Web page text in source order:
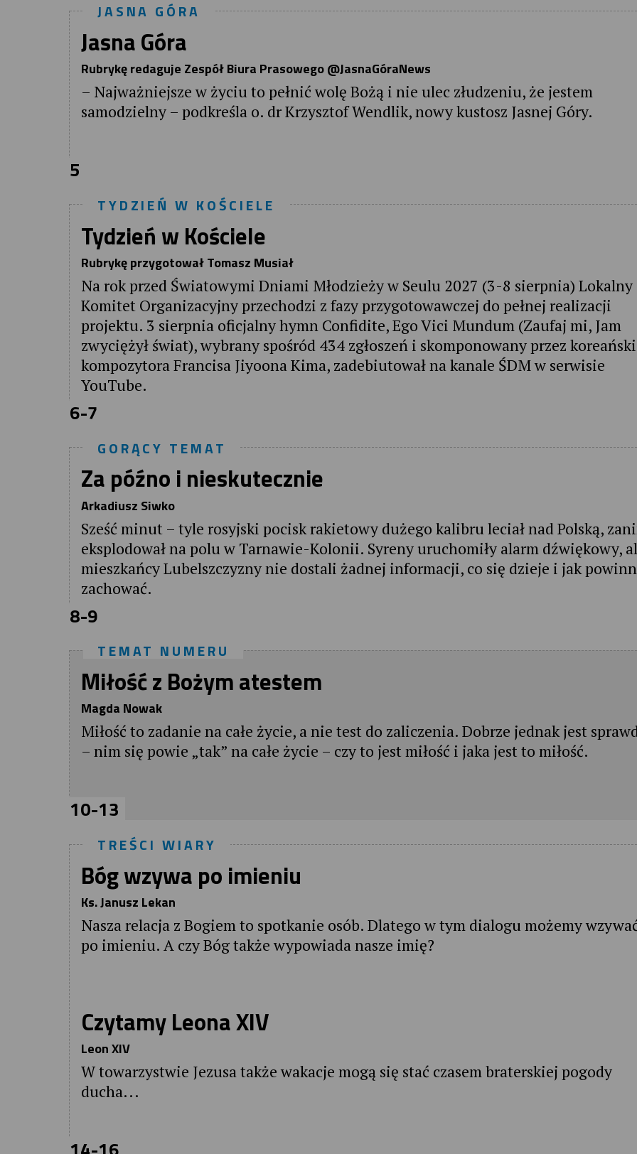
JASNA GÓRA
Jasna Góra
Rubrykę redaguje Zespół Biura Prasowego @JasnaGóraNews
– Najważniejsze w życiu to pełnić wolę Bożą i nie ulec złudzeniu, że jestem
samodzielny – podkreśla o. dr Krzysztof Wendlik, nowy kustosz Jasnej Góry.
5
TYDZIEŃ W KOŚCIELE
Tydzień w Kościele
Rubrykę przygotował Tomasz Musiał
Na rok przed Światowymi Dniami Młodzieży w Seulu 2027 (3-8 sierpnia) Lokalny
Komitet Organizacyjny przechodzi z fazy przygotowawczej do pełnej realizacji
projektu. 3 sierpnia oficjalny hymn Confidite, Ego Vici Mundum (Zaufaj mi, Jam
zwyciężył świat), wybrany spośród 434 zgłoszeń i skomponowany przez
kompozytora Francisa Jiyoona Kima, zadebiutował na kanale ŚDM w serwisie
YouTube.
6-7
GORĄCY TEMAT
Za późno i nieskutecznie
Arkadiusz Siwko
Sześć minut – tyle rosyjski pocisk rakietowy dużego kalibru leciał nad Polską,
eksplodował na polu w Tarnawie-Kolonii. Syreny uruchomiły alarm dźwiękowy,
mieszkańcy Lubelszczyzny nie dostali żadnej informacji, co się dzieje i jak
zachować.
8-9
TEMAT NUMERU
Miłość z Bożym atestem
Magda Nowak
Miłość to zadanie na całe życie, a nie test do zaliczenia. Dobrze jednak jest
– nim się powie „tak” na całe życie – czy to jest miłość i jaka jest to miłość.
10-13
TREŚCI WIARY
Bóg wzywa po imieniu
Ks. Janusz Lekan
Nasza relacja z Bogiem to spotkanie osób. Dlatego w tym dialogu możemy
po imieniu. A czy Bóg także wypowiada nasze imię?
Czytamy Leona XIV
Leon XIV
W towarzystwie Jezusa także wakacje mogą się stać czasem braterskiej pogody
ducha...